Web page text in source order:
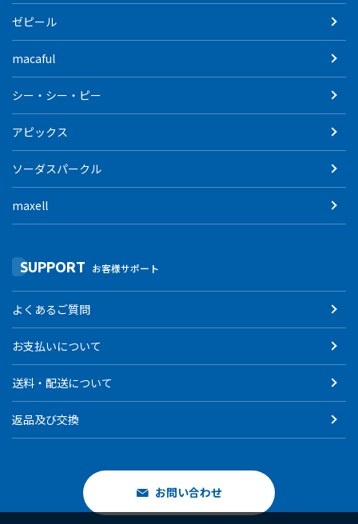
ゼピール
macaful
シー・シー・ピー
アピックス
ソーダスパークル
maxell
SUPPORT お客様サポート
よくあるご質問
お支払いについて
送料・配送について
返品及び交換
お問い合わせ